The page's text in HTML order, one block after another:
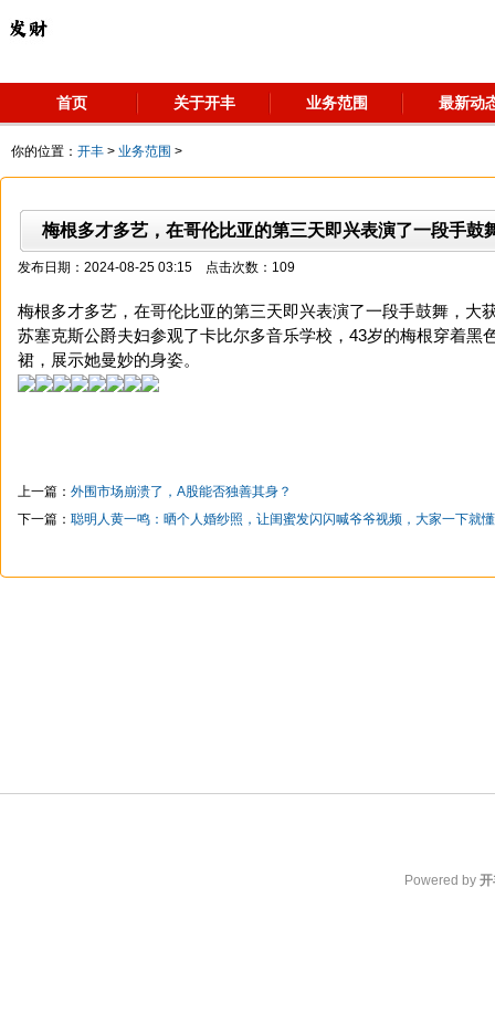
首页 关于开丰 业务范围 最新动
你的位置： 开丰 > 业务范围 >
梅根多才多艺，在哥伦比亚的第三天即兴表演了一段手鼓
发布日期：2024-08-25 03:15 点击次数：109
梅根多才多艺，在哥伦比亚的第三天即兴表演了一段手鼓舞，大
苏塞克斯公爵夫妇参观了卡比尔多音乐学校，43岁的梅根穿着黑
裙，展示她曼妙的身姿。
上一篇： 外围市场崩溃了，A股能否独善其身？
下一篇： 聪明人黄一鸣：晒个人婚纱照，让闺蜜发闪闪喊爷爷视频，大家一下就
Powered by